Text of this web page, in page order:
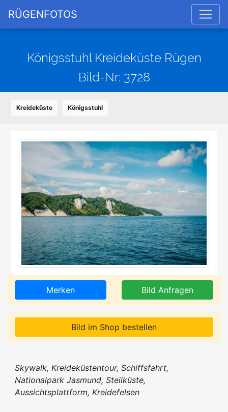
RÜGENFOTOS
Königsstuhl Kreideküste Rügen
Bild-Nr: 3728
Kreideküste Königsstuhl
Merken Bild Anfragen
Bild im Shop bestellen
Skywalk, Kreideküstentour, Schiffsfahrt,
Nationalpark Jasmund, Steilküste,
Aussichtsplattform, Kreidefelsen